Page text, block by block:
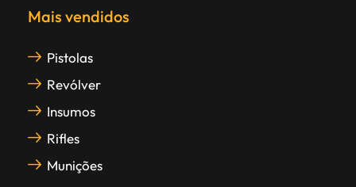
Mais vendidos
Pistolas
Revólver
Insumos
Rifles
Munições